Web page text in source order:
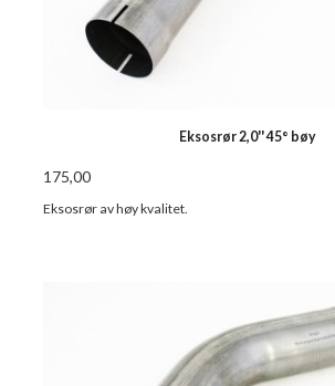
Eksosrør 2,0'' 45° bøy
175,00
Eksosrør av høy kvalitet.